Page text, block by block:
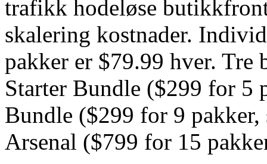
trafikk hodeløse
skalering kostnader.
pakker er $79.99 hver. Tre
Starter Bundle ($299 for 5
Bundle ($299 for 9
Arsenal ($799 for 15